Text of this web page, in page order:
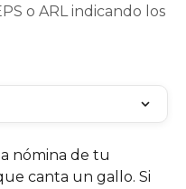
o ARL indicando los
nómina de tu
canta un gallo. Si